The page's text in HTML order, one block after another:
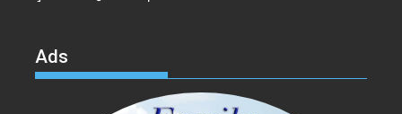
Ads